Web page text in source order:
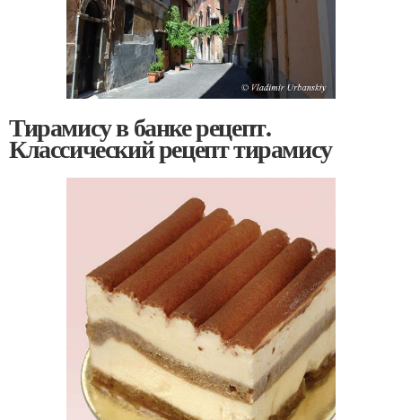
Тирамису в банке рецепт.
Классический рецепт тирамису